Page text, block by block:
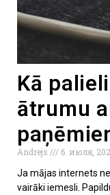
Kā
ātrumu
Andrejs
6. июля,
Ja mājas internets
vairāki iemesli.